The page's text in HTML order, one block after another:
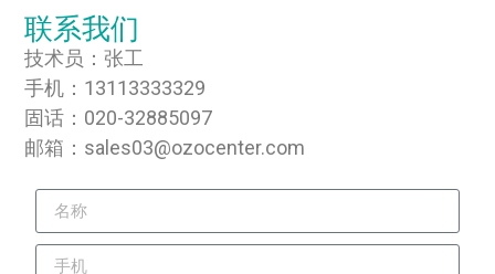
联系我们
技术员：张工
手机：13113333329
固话：020-32885097
邮箱：sales03@ozocenter.com